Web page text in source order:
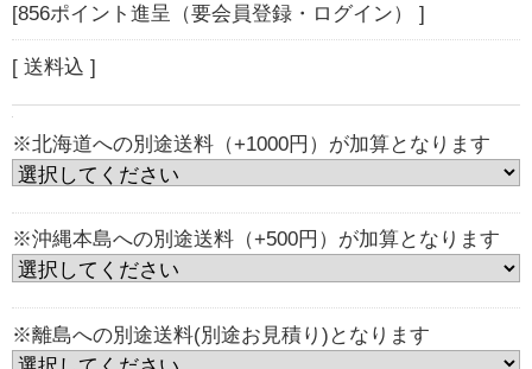
[856ポイント進呈（要会員登録・ログイン） ]
[ 送料込 ]
※北海道への別途送料（+1000円）が加算となります
※沖縄本島への別途送料（+500円）が加算となります
※離島への別途送料(別途お見積り)となります